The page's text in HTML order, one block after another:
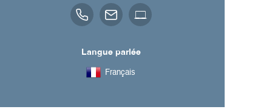
Langue parlée
Français